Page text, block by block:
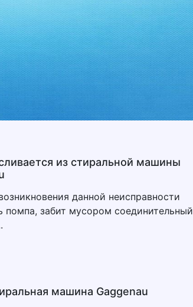
из стиральной машины
данной неисправности
помпа, забит мусором соединительный
машина Gaggenau